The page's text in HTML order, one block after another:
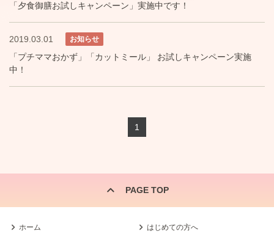
「夕食御膳お試しキャンペーン」実施中です！
2019.03.01 お知らせ
「プチママおかず」「カットミール」 お試しキャンペーン実施
中！
1
PAGE TOP
ホーム はじめての方へ